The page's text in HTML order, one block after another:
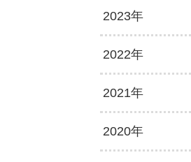
2026年6月
2026年5月
2026年4月
2026年3月
2025年11月
2025年10月
2025年9月
2025年8月
2024年12月
2024年11月
2024年10月
2024年9月
2023年
2023年12月
2023年11月
2023年10月
2022年
2022年12月
2022年11月
2021年
2021年12月
2020年